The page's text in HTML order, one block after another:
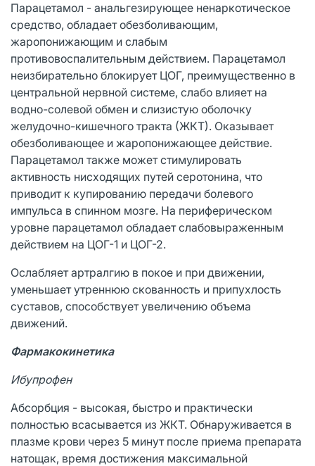
Парацетамол - анальгезирующее ненаркотическое
средство, обладает обезболивающим,
жаропонижающим и слабым
противовоспалительным действием. Парацетамол
неизбирательно блокирует ЦОГ, преимущественно в
центральной нервной системе, слабо влияет на
водно-солевой обмен и слизистую оболочку
желудочно-кишечного тракта (ЖКТ). Оказывает
обезболивающее и жаропонижающее действие.
Парацетамол также может стимулировать
активность нисходящих путей серотонина, что
приводит к купированию передачи болевого
импульса в спинном мозге. На периферическом
уровне парацетамол обладает слабовыраженным
действием на ЦОГ-1 и ЦОГ-2.
Ослабляет артралгию в покое и при движении,
уменьшает утреннюю скованность и припухлость
суставов, способствует увеличению объема
движений.
Фармакокинетика
Ибупрофен
Абсорбция - высокая, быстро и практически
полностью всасывается из ЖКТ. Обнаруживается в
плазме крови через 5 минут после приема препарата
натощак, время достижения максимальной